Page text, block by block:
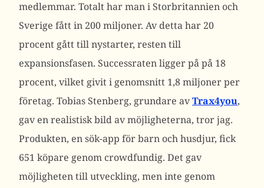
medlemmar. Totalt har man i Storbritannien och
Sverige fått in 200 miljoner. Av detta har 20
procent gått till nystarter, resten till
expansionsfasen. Successraten ligger på på 18
procent, vilket givit i genomsnitt 1,8 miljoner per
företag. Tobias Stenberg, grundare avTrax4you,
gav en realistisk bild av möjligheterna, tror jag.
Produkten, en sök-app för barn och husdjur, fick
651 köpare genom crowdfundig. Det gav
möjligheten till utveckling, men inte genom